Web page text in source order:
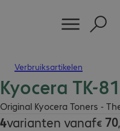
Verbruiksartikelen
Kyocera TK-
Original Kyocera Toners -
4varianten vanaf€ 70,
€